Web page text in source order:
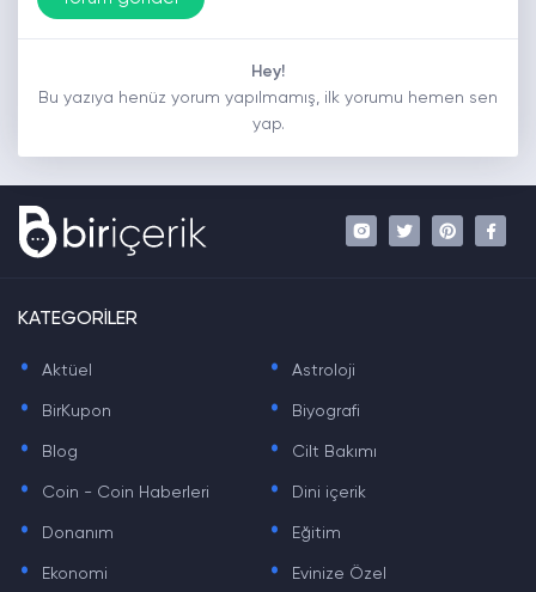
Hey!
Bu yazıya henüz yorum yapılmamış, ilk yorumu hemen sen
yap.
KATEGORİLER
. Aktüel . Astroloji
. BirKupon . Biyografi
. Blog . Cilt Bakımı
. Coin - Coin Haberleri . Dini içerik
. Donanım . Eğitim
. Ekonomi . Evinize Özel